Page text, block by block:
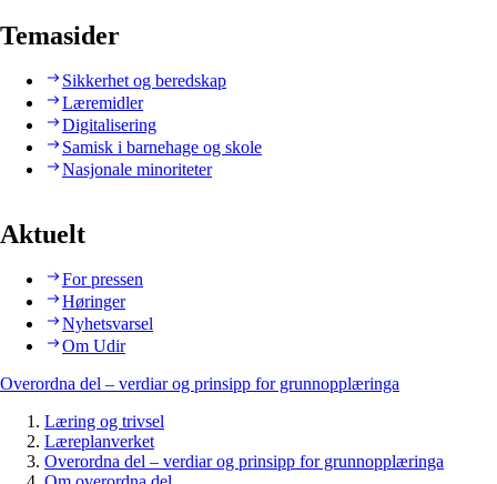
Temasider
Sikkerhet og beredskap
Læremidler
Digitalisering
Samisk i barnehage og skole
Nasjonale minoriteter
Aktuelt
For pressen
Høringer
Nyhetsvarsel
Om Udir
Overordna del – verdiar og prinsipp for grunnopplæringa
Læring og trivsel
Læreplanverket
Overordna del – verdiar og prinsipp for grunnopplæringa